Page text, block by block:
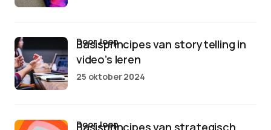
Basisprincipes van storytelling in
video’s leren
door Joep
25 oktober 2024
Basisprincipes van strategisch
door Joep